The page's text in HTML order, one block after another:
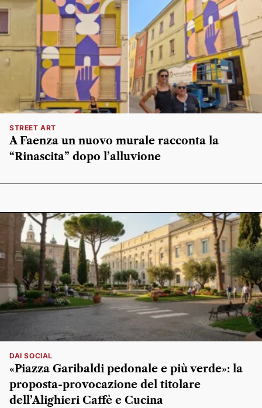
STREET ART
A Faenza un nuovo murale racconta la
“Rinascita” dopo l’alluvione
DAI SOCIAL
«Piazza Garibaldi pedonale e più verde»: la
proposta-provocazione del titolare
dell’Alighieri Caffè e Cucina